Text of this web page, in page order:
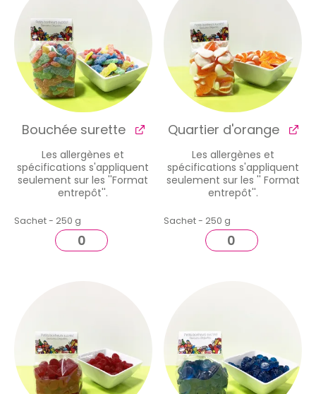
Bouchée surette
Les allergènes et
spécifications s'appliquent
seulement sur les ''Format
entrepôt''.
Sachet - 250 g
Quartier d'orange
Les allergènes et
spécifications s'appliquent
seulement sur les '' Format
entrepôt''.
Sachet - 250 g